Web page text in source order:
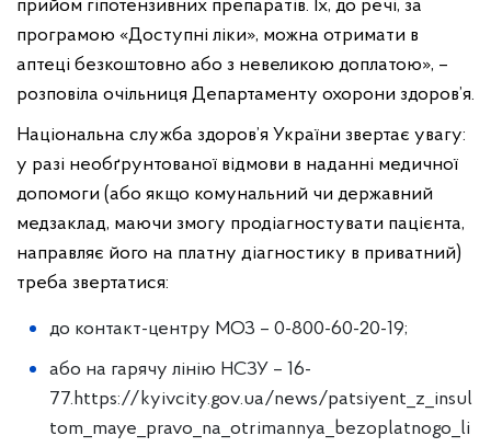
прийом гіпотензивних препаратів. Їх, до речі, за
програмою «Доступні ліки», можна отримати в
аптеці безкоштовно або з невеликою доплатою», –
розповіла очільниця Департаменту охорони здоров’я.
Національна служба здоров’я України звертає увагу:
у разі необґрунтованої відмови в наданні медичної
допомоги (або якщо комунальний чи державний
медзаклад, маючи змогу продіагностувати пацієнта,
направляє його на платну діагностику в приватний)
треба звертатися:
до контакт-центру МОЗ – 0-800-60-20-19;
або на гарячу лінію НСЗУ – 16-
77.https://kyivcity.gov.ua/news/patsiyent_z_insul
tom_maye_pravo_na_otrimannya_bezoplatnogo_li